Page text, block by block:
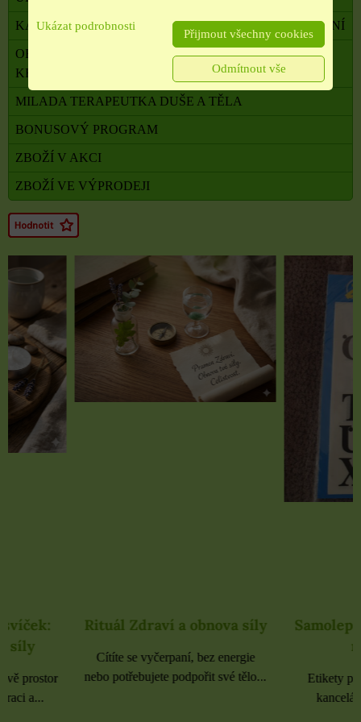
KADIDELNICE, PÍCKY, AROMALAMPY, VYKUŘOVÁNÍ
OBALOVÝ MATERIÁL, SATÉNOVÉ MAŠLE, SÁČKY,
KRABIČKY,
MILADA TERAPEUTKA DUŠE A TĚLA
BONUSOVÝ PROGRAM
ZBOŽÍ V AKCI
ZBOŽÍ VE VÝPRODEJI
Rituál Zdraví a obnova síly
Cítíte se vyčerpaní, bez energie
nebo potřebujete podpořit své tělo...
Samolepky černé
Etikety pro
kancelář 6 použitých
Ukázat podrobnosti
Přijmout všechny cookies
Odmítnout vše